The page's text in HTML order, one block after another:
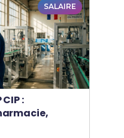
SALAIRE
: